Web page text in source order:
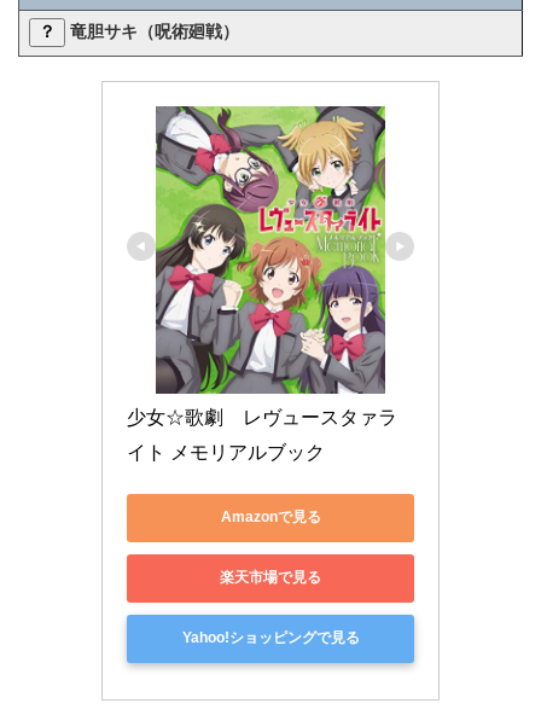
？ 竜胆サキ（呪術廻戦）
少女☆歌劇　レヴュースタァラ
イト メモリアルブック
Amazonで見る
楽天市場で見る
Yahoo!ショッピングで見る